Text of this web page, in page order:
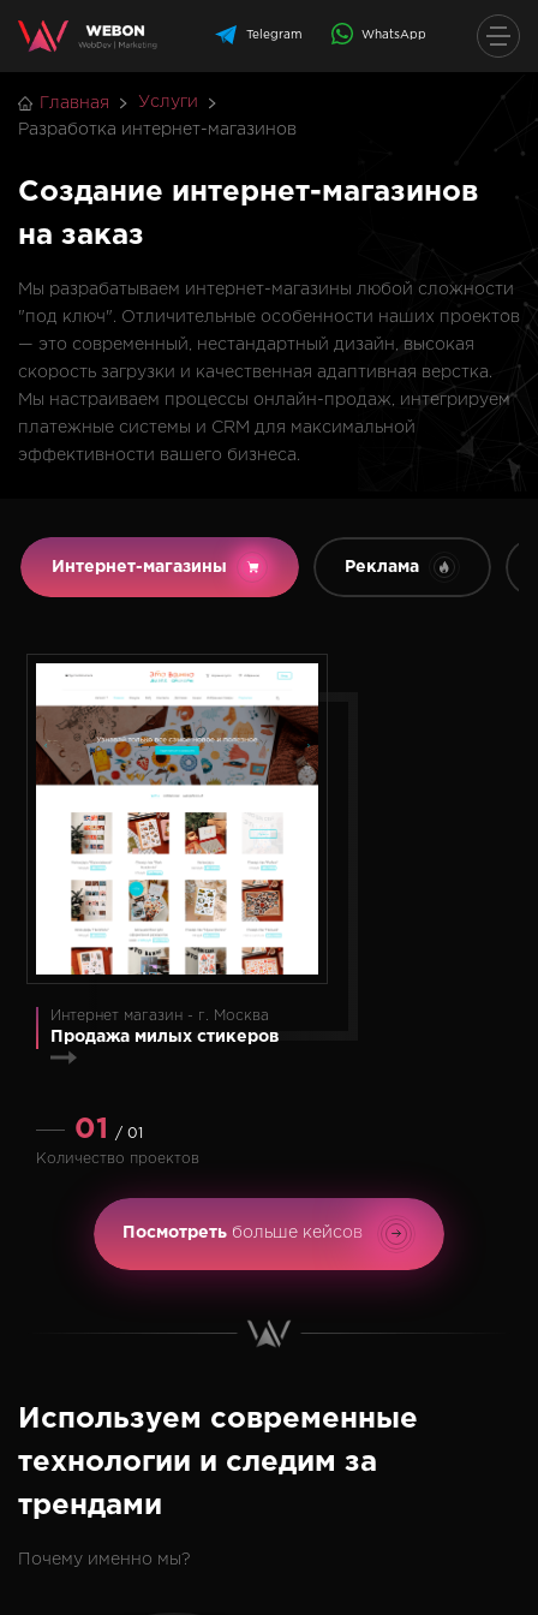
Telegram WhatsApp
Главная
Услуги
Разработка интернет-магазинов
Создание интернет-магазинов
на заказ
Мы разрабатываем интернет-магазины любой сложности
"под ключ". Отличительные особенности наших проектов
— это современный, нестандартный дизайн, высокая
скорость загрузки и качественная адаптивная верстка.
Мы настраиваем процессы онлайн-продаж, интегрируем
платежные системы и CRM для максимальной
эффективности вашего бизнеса.
Интернет-магазины Реклама
Интернет магазин - г. Москва
Продажа милых стикеров
01
/ 01
Количество проектов
Посмотреть больше кейсов
Используем современные
технологии и следим за
трендами
Почему именно мы?